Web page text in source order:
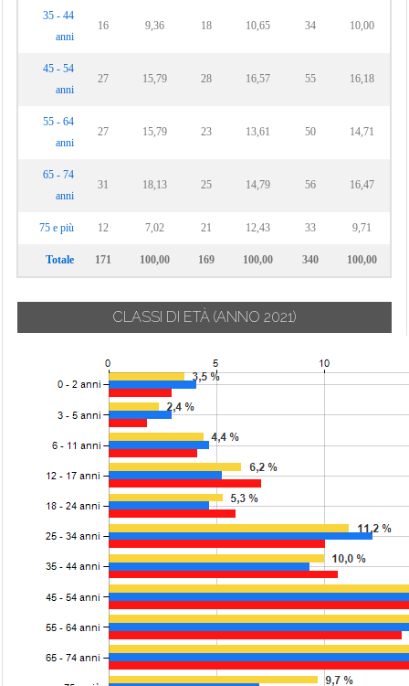
35 - 44
anni
16 9,36 18 10,65 34 10,00
45 - 54
anni
27 15,79 28 16,57 55 16,18
55 - 64
anni
27 15,79 23 13,61 50 14,71
65 - 74
anni
31 18,13 25 14,79 56 16,47
75 e più 12 7,02 21 12,43 33 9,71
Totale 171 100,00 169 100,00 340 100,00
CLASSI DI ETÀ (ANNO 2021)